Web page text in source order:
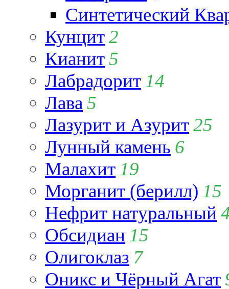
Синтетический
Кунцит2
Кианит5
Лабрадорит 14
Лава 5
Лазурит и Азурит25
Лунный камень 6
Малахит 19
Морганит (берилл) 15
Нефрит натуральный
Обсидиан 15
Олигоклаз 7
Оникс и Чёрный Агат